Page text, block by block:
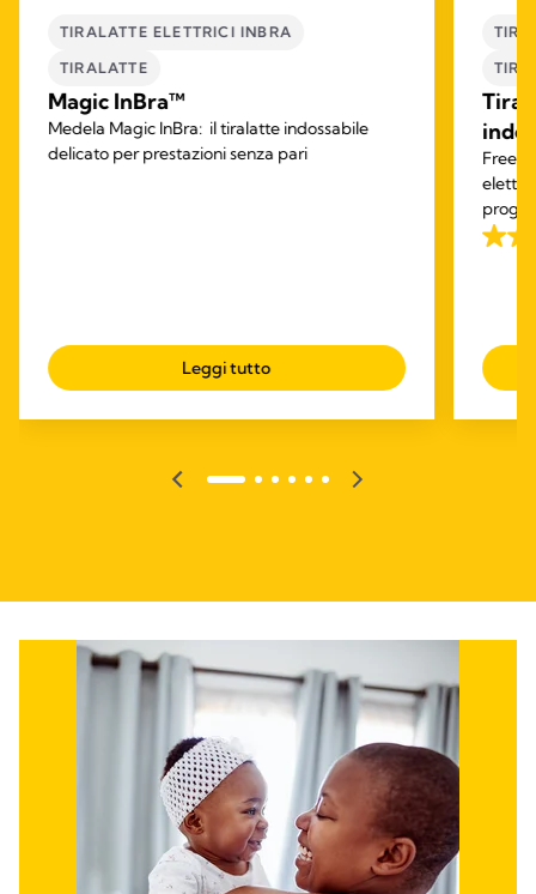
TIRALATTE ELETTRICI INBRA
TIRALATTE
Magic InBra™
Medela Magic InBra: il tiralatte indossabile
delicato per prestazioni senza pari
Leggi tutto
latte
4.1
794